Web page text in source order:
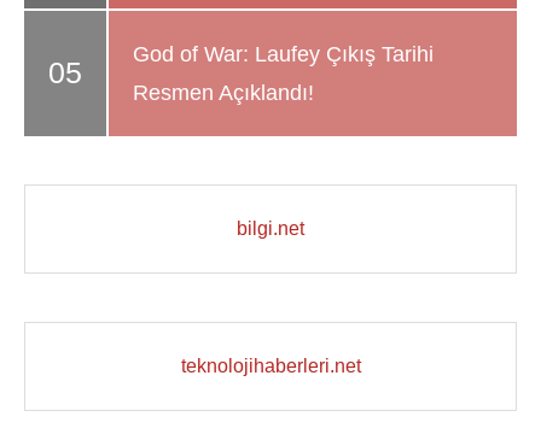
God of War: Laufey Çıkış Tarihi
Resmen Açıklandı!
bilgi.net
teknolojihaberleri.net